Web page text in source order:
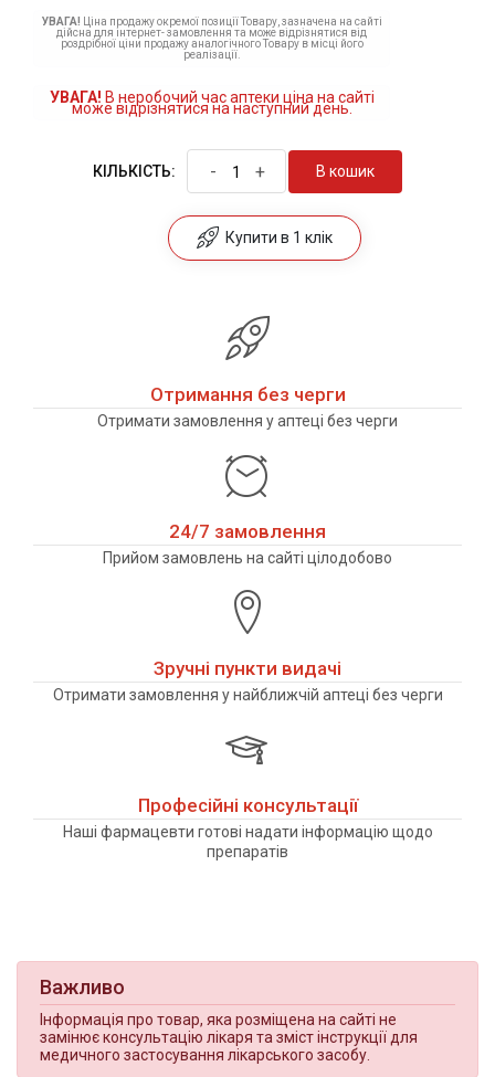
УВАГА! Ціна продажу окремої позиції Товару, зазначена на сайті
дійсна для інтернет- замовлення та може відрізнятися від
роздрібної ціни продажу аналогічного Товару в місці його
реалізації.
УВАГА! В неробочий час аптеки ціна на сайті
може відрізнятися на наступний день.
КІЛЬКІСТЬ: - + В кошик
Купити в 1 клік
Отримання без черги
Отримати замовлення у аптеці без черги
24/7 замовлення
Прийом замовлень на сайті цілодобово
Зручні пункти видачі
Отримати замовлення у найближчій аптеці без черги
Професійні консультації
Наші фармацевти готові надати інформацію щодо
препаратів
Важливо
Інформація про товар, яка розміщена на сайті не
замінює консультацію лікаря та зміст інструкції для
медичного застосування лікарського засобу.